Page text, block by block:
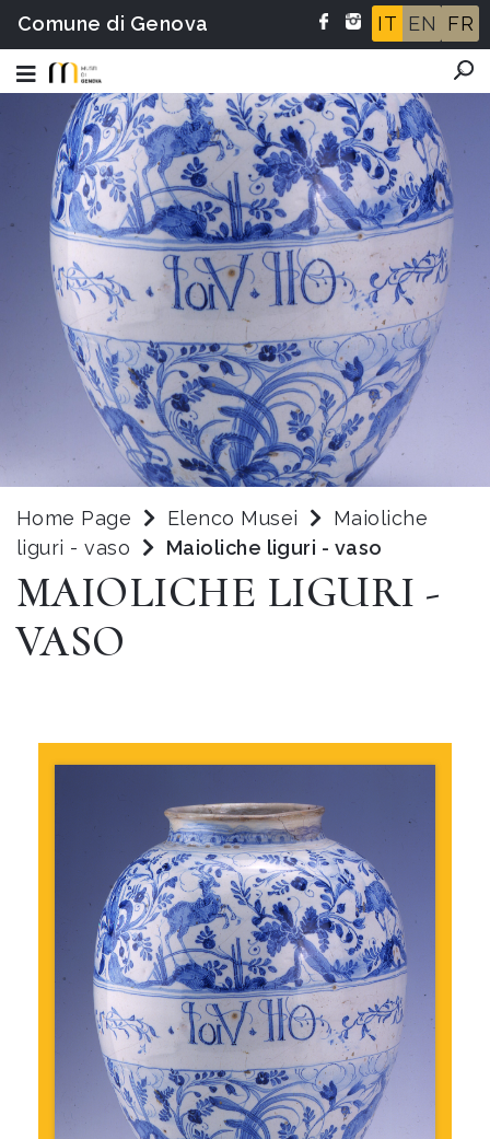
Comune di Genova IT EN FR
Home Page Elenco Musei
Maioliche
liguri - vaso
Maioliche liguri - vaso
MAIOLICHE LIGURI -
VASO